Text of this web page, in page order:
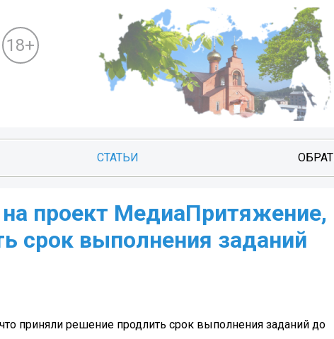
18+
СТАТЬИ
проект МедиаПритяжение,
срок выполнения заданий
приняли решение продлить срок выполнения заданий до